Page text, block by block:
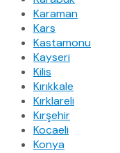
Karaman
Kars
Kastamonu
Kayseri
Kilis
Kırıkkale
Kırklareli
Kırşehir
Kocaeli
Konya